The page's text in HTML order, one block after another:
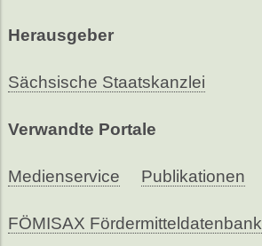
Herausgeber
Sächsische Staatskanzlei
Verwandte Portale
Medienservice Publikationen
FÖMISAX Fördermitteldatenbank